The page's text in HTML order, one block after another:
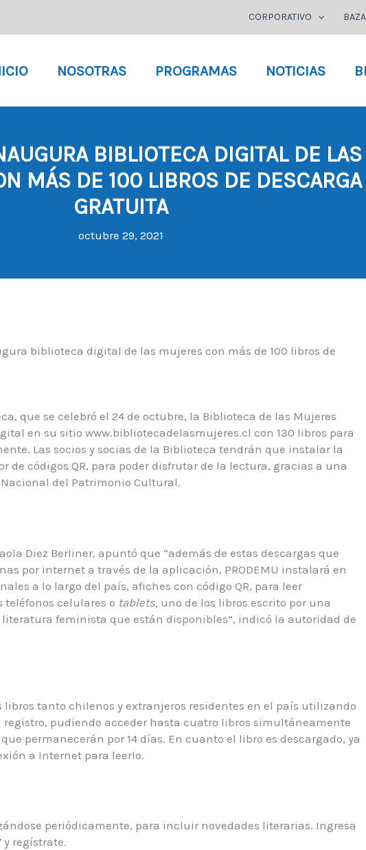
CORPORATIVO
NOSOTRAS PROGRAMAS NOTICIAS
BIBLIOTECA DIGITAL DE LAS
MÁS DE 100 LIBROS DE DESCARGA
GRATUITA
octubre 29, 2021
biblioteca digital de las mujeres con más de 100 libros de
que se celebró el 24 de octubre, la Biblioteca de las Mujeres
en su sitio www.bibliotecadelasmujeres.cl con 130 libros para
Las socios y socias de la Biblioteca tendrán que instalar la
de códigos QR, para poder disfrutar de la lectura, gracias a una
del Patrimonio Cultural.
Diez Berliner, apuntó que “además de estas descargas que
por internet a través de la aplicación, PRODEMU instalará en
a lo largo del país, afiches con código QR, para leer
celulares o tablets, uno de los libros escrito por una
literatura feminista que están disponibles”, indicó la autoridad de
libros tanto chilenos y extranjeros residentes en el país utilizando
registro, pudiendo acceder hasta cuatro libros simultáneamente
permanecerán por 14 días. En cuanto el libro es descargado, ya
a Internet para leerlo.
periódicamente, para incluir novedades literarias. Ingresa
y regístrate.